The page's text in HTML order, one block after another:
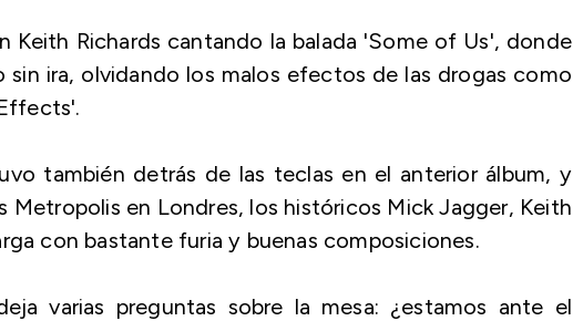
Keith Richards cantando la balada 'Some of Us', donde
sin ira, olvidando los malos efectos de las drogas como
también detrás de las teclas en el anterior álbum, y
Metropolis en Londres, los históricos Mick Jagger, Keith
con bastante furia y buenas composiciones.
varias preguntas sobre la mesa: ¿estamos ante el